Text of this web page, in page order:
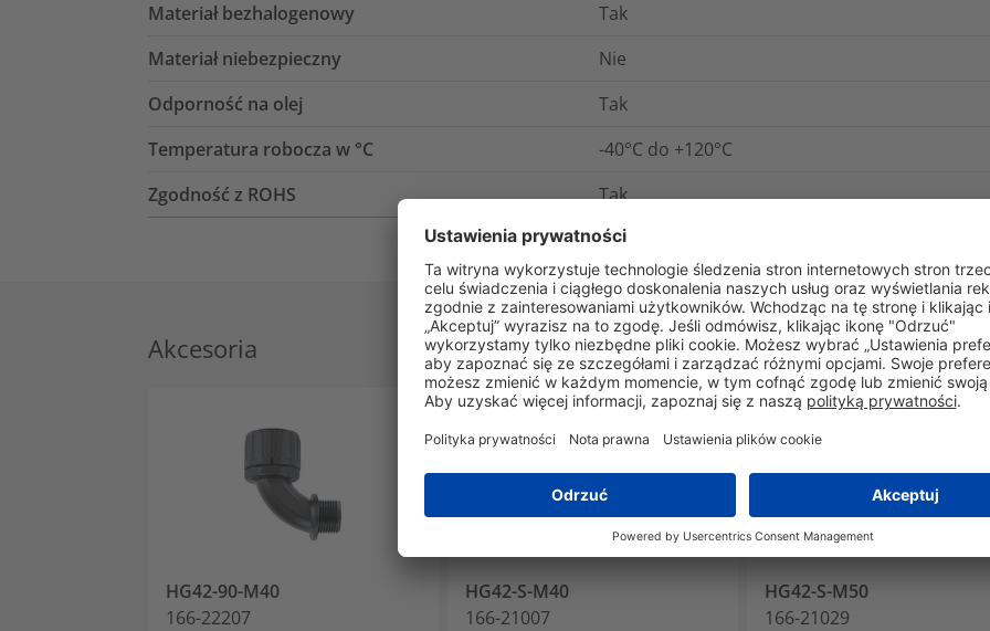
Materiał bezhalogenowy
Tak
Materiał niebezpieczny
Nie
Odporność na olej
Tak
Temperatura robocza w °C
-40°C do +120°C
Zgodność z ROHS
Tak
Akcesoria
HG42-90-M40
166-22207
HG42-S-M40
166-21007
HG42-S-M50
166-21029